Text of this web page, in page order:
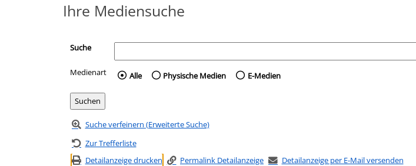
Ihre Mediensuche
Suche
Medienart Wählen Sie die Medienart nach der Sie suchen wollen.
Alle Physische Medien E-Medien
Suche verfeinern (Erweiterte Suche)
Zur Trefferliste
Detailanzeige drucken
Permalink Detailanzeige Detailanzeige per E-Mail versenden